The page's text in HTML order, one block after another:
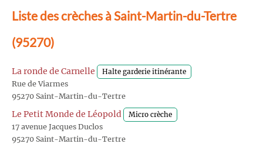
Liste des crèches à Saint-Martin-du-Tertre
(95270)
La ronde de Carnelle Halte garderie itinérante
Rue de Viarmes
95270 Saint-Martin-du-Tertre
Le Petit Monde de Léopold Micro crèche
17 avenue Jacques Duclos
95270 Saint-Martin-du-Tertre